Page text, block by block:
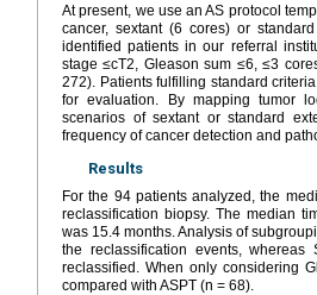
At present, we use an AS protocol
cancer, sextant (6 cores) or
identified patients in our referral
stage ≤cT2, Gleason sum ≤6, ≤3
272). Patients fulfilling standard
for evaluation. By mapping tumor
scenarios of sextant or standard
frequency of cancer detection and
Results
For the 94 patients analyzed, the
reclassification biopsy. The median
was 15.4 months. Analysis of
the reclassification events,
reclassified. When only considering
compared with ASPT (n = 68).